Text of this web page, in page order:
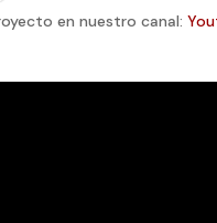
en nuestro canal: